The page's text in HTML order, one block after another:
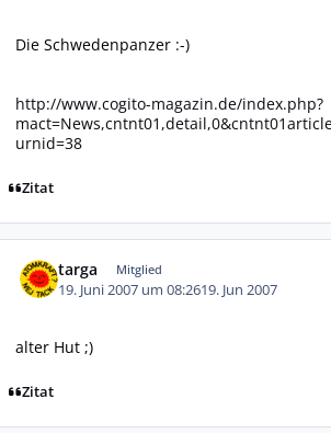
Die Schwedenpanzer :-)
http://www.cogito-magazin.de/index.php?
urnid=38
Zitat
targa Mitglied
19. Juni 2007 um 08:2619. Jun 2007
alter Hut ;)
Zitat